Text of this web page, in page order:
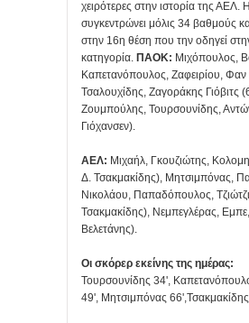
χειρότερες στην ιστορία της ΑΕΛ.
συγκεντρώνει μόλις 34 βαθμούς
στην 16η θέση που την οδηγεί
κατηγορία. ΠΑΟΚ: Μιχόπουλος,
Καπετανόπουλος, Ζαφειρίου,
Τσαλουχίδης, Ζαγοράκης Γιόβιτς
Ζουμπούλης, Τουρσουνίδης,
Γιόχανσεν).
ΑΕΛ: Μιχαήλ, Γκουζιώτης,
Δ. Τσακμακίδης), Μητσιμπόνας,
Νικολάου, Παπαδόπουλος,
Τσακμακίδης), Νεμπεγλέρας,
Βελετάνης).
Οι σκόρερ εκείνης της ημέρας:
Τουρσουνίδης 34',
49', Μητσιμπόνας